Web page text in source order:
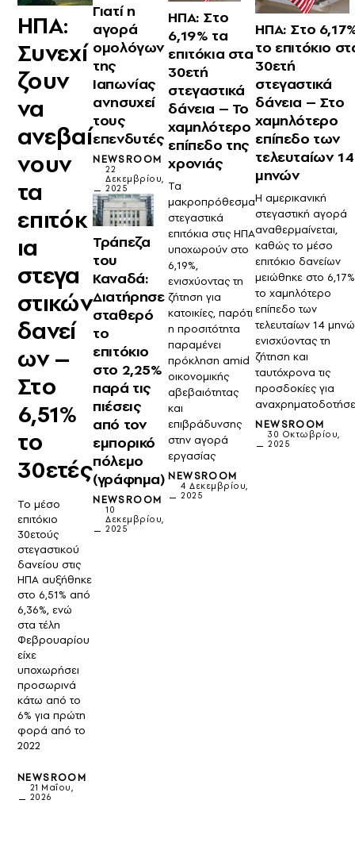
ΗΠΑ:
Συνεχί
ζουν
να
ανεβαί
νουν
τα
επιτόκ
ια
στεγα
στικών
δανεί
ων –
Στο
6,51%
το
30ετές
Το μέσο
επιτόκιο
30ετούς
στεγαστικού
δανείου στις
ΗΠΑ αυξήθηκε
στο 6,51% από
6,36%, ενώ
στα τέλη
Φεβρουαρίου
είχε
υποχωρήσει
προσωρινά
κάτω από το
6% για πρώτη
φορά από το
2022
NEWSROOM
21 Μαΐου,
2026
Γιατί η
αγορά
ομολόγων
της
Ιαπωνίας
ανησυχεί
τους
επενδυτές
NEWSROOM
22
Δεκεμβρίου,
2025
Τράπεζα
του
Καναδά:
Διατήρησε
σταθερό
το
επιτόκιο
στο 2,25%
παρά τις
πιέσεις
από τον
εμπορικό
πόλεμο
(γράφημα)
NEWSROOM
10
Δεκεμβρίου,
2025
ΗΠΑ: Στο
6,19% τα
επιτόκια στα
30ετή
στεγαστικά
δάνεια – Το
χαμηλότερο
επίπεδο της
χρονιάς
Τα
μακροπρόθεσμα
στεγαστικά
επιτόκια στις ΗΠΑ
υποχωρούν στο
6,19%,
ενισχύοντας τη
ζήτηση για
κατοικίες, παρότι
η προσιτότητα
παραμένει
πρόκληση amid
οικονομικής
αβεβαιότητας
και
επιβράδυνσης
στην αγορά
εργασίας
NEWSROOM
4 Δεκεμβρίου,
2025
ΗΠΑ: Στο
το επιτόκιο
30ετή
στεγαστικά
δάνεια – Στο
χαμηλότερο
επίπεδο των
τελευταίων 14
μηνών
Η αμερικανική
στεγαστική αγορά
αναθερμαίνεται,
καθώς το μέσο
επιτόκιο δανείων
μειώθηκε στο
το χαμηλότερο
επίπεδο των
τελευταίων 14
ενισχύοντας τη
ζήτηση και
ταυτόχρονα τις
προσδοκίες για
NEWSROOM
30 Οκτωβρίου,
2025